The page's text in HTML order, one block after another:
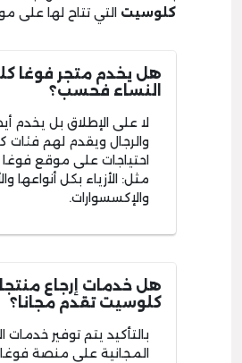
كلوسيت التي تتاح لها على
هل يخدم متجر فوغا
النساء فحسب؟
لا على الإطلاق بل يخدم
والرجال ويقدم لهم فئات
احتياجات على موقع
مثل: الأزياء بكل أنواعها
والإكسسوارات.
هل خدمات إرجاع
كلوسيت تقدم مجانا؟
بالتأكيد يتم توفير خدمات
المجانية على منصة